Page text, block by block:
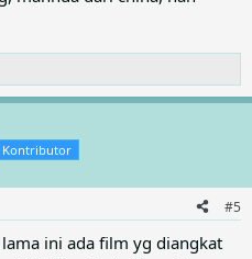
Kontributor
#5
ini ada film yg diangkat